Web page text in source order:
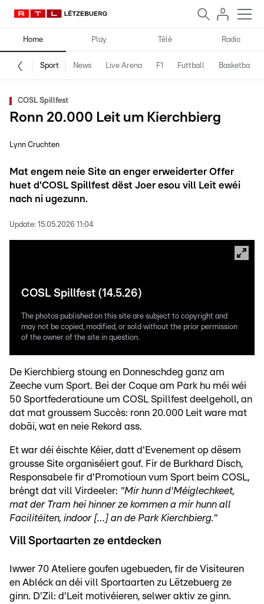
Home Play Télé Radio
Sport News Live Arena F1 Futtball Basketball
COSL Spillfest
Ronn 20.000 Leit um Kierchbierg
Lynn Cruchten
Mat engem neie Site an enger erweiderter Offer
huet d'COSL Spillfest dëst Joer esou vill Leit ewéi
nach ni ugezunn.
Update: 15.05.2026 11:04
COSL Spillfest (14.5.26)
The photos published on this site are subject to copyright and
may not be copied, modified, or sold without the prior permission
of the owner of the site in question.
De Kierchbierg stoung en Donneschdeg ganz am
Zeeche vum Sport. Bei der Coque am Park hu méi wéi
50 Sportfederatioune um COSL Spillfest deelgeholl, an
dat mat groussem Succès: ronn 20.000 Leit ware mat
dobäi, wat en neie Rekord ass.
Et war déi éischte Kéier, datt d'Evenement op dësem
grousse Site organiséiert gouf. Fir de Burkhard Disch,
Responsabele fir d'Promotioun vum Sport beim COSL,
bréngt dat vill Virdeeler: "Mir hunn d'Méiglechkeet,
mat der Tram hei hinner ze kommen a mir hunn all
Facilitéiten, indoor […] an de Park Kierchbierg."
Vill Sportaarten ze entdecken
Iwwer 70 Ateliere goufen ugebueden, fir de Visiteuren
en Abléck an déi vill Sportaarten zu Lëtzebuerg ze
ginn. D'Zil: d'Leit motivéieren, selwer aktiv ze ginn.